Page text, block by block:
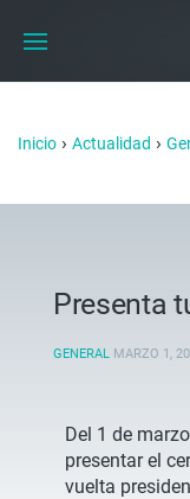
Inicio › Actualidad ›
Presenta
GENERAL MARZO 1,
Del 1 de
presentar el
vuelta